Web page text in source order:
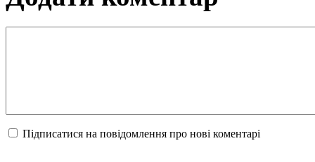
Підписатися на повідомлення про нові коментарі